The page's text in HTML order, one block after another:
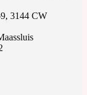
3144 CW